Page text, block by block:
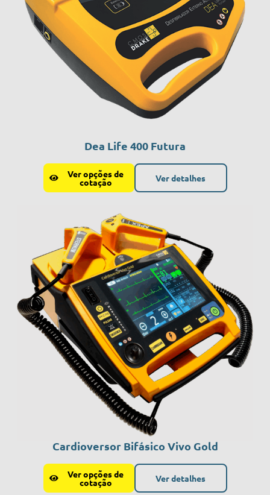
Dea Life 400 Futura
Ver opções de
cotação Ver detalhes
Cardioversor Bifásico Vivo Gold
Ver opções de
cotação Ver detalhes